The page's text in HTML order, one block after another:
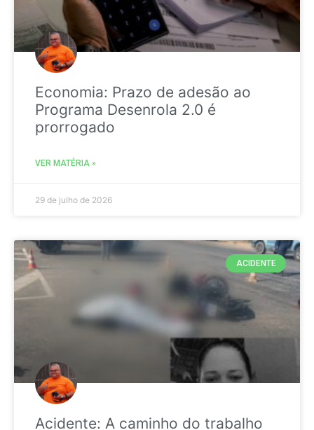
Economia: Prazo de adesão ao
Programa Desenrola 2.0 é
prorrogado
VER MATÉRIA »
29 de julho de 2026
ACIDENTE
Acidente: A caminho do trabalho